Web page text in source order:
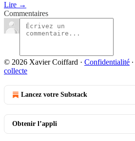
Lire →
Commentaires
© 2026 Xavier Coiffard · Confidentialité ∙
collecte
Lancez votre Substack
Obtenir l’appli